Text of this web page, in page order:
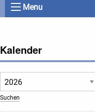
Menu
Kalender